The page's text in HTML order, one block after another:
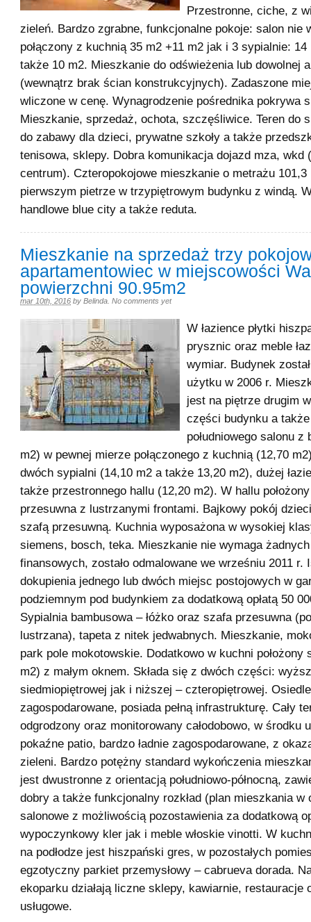
Przestronne, ciche, z
zieleń. Bardzo zgrabne, funkcjonalne pokoje: salon nie
połączony z kuchnią 35 m2 +11 m2 jak i 3 sypialnie: 14
także 10 m2. Mieszkanie do odświeżenia lub dowolnej
(wewnątrz brak ścian konstrukcyjnych). Zadaszone
wliczone w cenę. Wynagrodzenie pośrednika pokrywa
Mieszkanie, sprzedaż, ochota, szczęśliwice. Teren do
do zabawy dla dzieci, prywatne szkoły a także
tenisowa, sklepy. Dobra komunikacja dojazd mza, wkd
centrum). Czteropokojowe mieszkanie o metrażu 101,3
pierwszym pietrze w trzypiętrowym budynku z windą.
handlowe blue city a także reduta.
Mieszkanie na sprzedaż trzy
apartamentowiec w miejscowości
powierzchni 90.95m2
mar 10th, 2016 by Belinda No comments yet
W łazience płytki
prysznic oraz meble
wymiar. Budynek
użytku w 2006 r.
jest na piętrze drugim
części budynku a
południowego salonu z
m2) w pewnej mierze połączonego z kuchnią (12,70
dwóch sypialni (14,10 m2 a także 13,20 m2), dużej
także przestronnego hallu (12,20 m2). W hallu
przesuwna z lustrzanymi frontami. Bajkowy pokój
szafą przesuwną. Kuchnia wyposażona w wysokiej
siemens, bosch, teka. Mieszkanie nie wymaga żadnych
finansowych, zostało odmalowane we wrześniu 2011 r.
dokupienia jednego lub dwóch miejsc postojowych w
podziemnym pod budynkiem za dodatkową opłatą 50
Sypialnia bambusowa – łóżko oraz szafa przesuwna
lustrzana), tapeta z nitek jedwabnych. Mieszkanie,
park pole mokotowskie. Dodatkowo w kuchni położony
m2) z małym oknem. Składa się z dwóch części:
siedmiopiętrowej jak i niższej – czteropiętrowej.
zagospodarowane, posiada pełną infrastrukturę. Cały
odgrodzony oraz monitorowany całodobowo, w środku
pokaźne patio, bardzo ładnie zagospodarowane, z
zieleni. Bardzo potężny standard wykończenia
jest dwustronne z orientacją południowo-północną,
dobry a także funkcjonalny rozkład (plan mieszkania w
salonowe z możliwością pozostawienia za dodatkową
wypoczynkowy kler jak i meble włoskie vinotti. W
na podłodze jest hiszpański gres, w pozostałych
egzotyczny parkiet przemysłowy – cabrueva dorada.
ekoparku działają liczne sklepy, kawiarnie, restauracje
usługowe.